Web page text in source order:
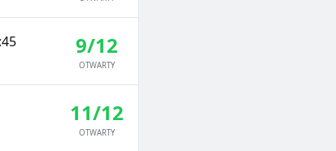
9/12
OTWARTY
11/12
OTWARTY